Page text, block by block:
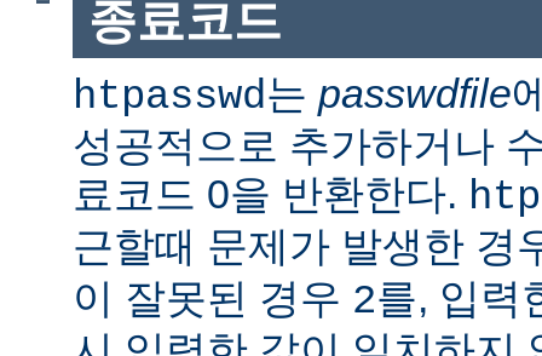
종료코드
htpasswd는 passwdfile
성공적으로 추가하거나
료코드 0을 반환한다.
근할때 문제가 발생한 경
이 잘못된 경우 2를, 입력